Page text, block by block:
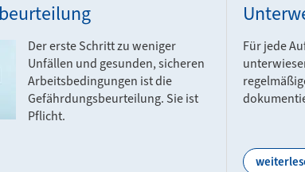
Der erste Schritt zu weniger
Unfällen und gesunden, sicheren
Arbeitsbedingungen ist die
Gefährdungsbeurteilung. Sie ist
Pflicht.
Für jede